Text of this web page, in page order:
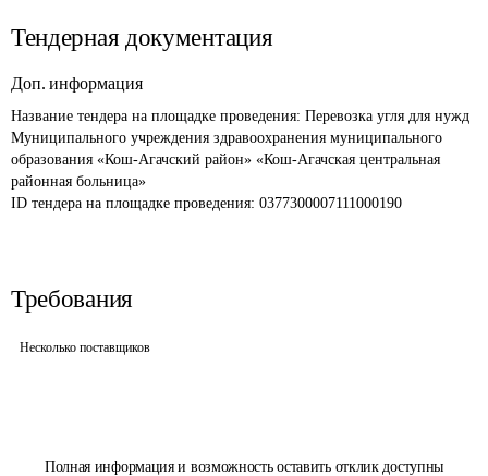
Полная информация и возможность оставить отклик доступны
Тендерная документация
Доп. информация
Название тендера на площадке проведения: Перевозка угля для нужд
Муниципального учреждения здравоохранения муниципального
образования «Кош-Агачский район» «Кош-Агачская центральная
районная больница»
ID тендера на площадке проведения: 0377300007111000190
Требования
Несколько поставщиков